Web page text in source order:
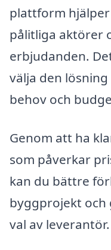
plattform
pålitliga aktörer
erbjudanden.
välja den
behov och
Genom att ha
som påverkar
kan du bättre
byggprojekt och
val av leverantör.